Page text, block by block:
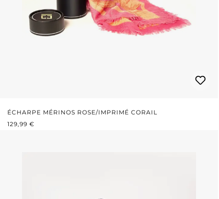
ÉCHARPE MÉRINOS ROSE/IMPRIMÉ CORAIL
PRIX RÉGULIER :
129,99 €